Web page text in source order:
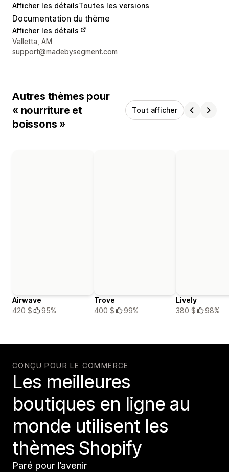
Afficher les détailsToutes les versions
Documentation du thème
Afficher les détails
Coordonnées du concepteur
Valletta, AM
support@madebysegment.com
Autres thèmes pour
« nourriture et
boissons »
Tout afficher
Airwave
420 $
95%
Trove
400 $
99%
Lively
380 $
98%
CONÇU POUR LE COMMERCE
Les meilleures
boutiques en ligne au
monde utilisent les
thèmes Shopify
Paré pour l’avenir